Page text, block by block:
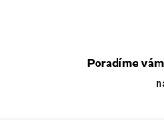
Poradíme